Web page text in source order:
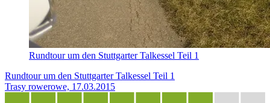
Rundtour um den Stuttgarter Talkessel Teil 1
Rundtour um den Stuttgarter Talkessel Teil 1
Trasy rowerowe, 17.03.2015